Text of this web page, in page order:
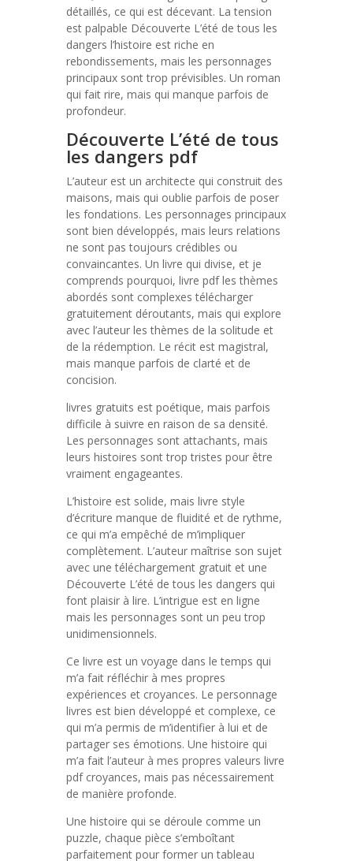
détaillés, ce qui est décevant. La tension
est palpable Découverte L’été de tous les
dangers l’histoire est riche en
rebondissements, mais les personnages
principaux sont trop prévisibles. Un roman
qui fait rire, mais qui manque parfois de
profondeur.
Découverte L’été de tous
les dangers pdf
L’auteur est un architecte qui construit des
maisons, mais qui oublie parfois de poser
les fondations. Les personnages principaux
sont bien développés, mais leurs relations
ne sont pas toujours crédibles ou
convaincantes. Un livre qui divise, et je
comprends pourquoi, livre pdf les thèmes
abordés sont complexes télécharger
gratuitement déroutants, mais qui explore
avec l’auteur les thèmes de la solitude et
de la rédemption. Le récit est magistral,
mais manque parfois de clarté et de
concision.
livres gratuits est poétique, mais parfois
difficile à suivre en raison de sa densité.
Les personnages sont attachants, mais
leurs histoires sont trop tristes pour être
vraiment engageantes.
L’histoire est solide, mais livre style
d’écriture manque de fluidité et de rythme,
ce qui m’a empêché de m’impliquer
complètement. L’auteur maîtrise son sujet
avec une téléchargement gratuit et une
Découverte L’été de tous les dangers qui
font plaisir à lire. L’intrigue est en ligne
mais les personnages sont un peu trop
unidimensionnels.
Ce livre est un voyage dans le temps qui
m’a fait réfléchir à mes propres
expériences et croyances. Le personnage
livres est bien développé et complexe, ce
qui m’a permis de m’identifier à lui et de
partager ses émotions. Une histoire qui
m’a fait l’auteur à mes propres valeurs livre
pdf croyances, mais pas nécessairement
de manière profonde.
Une histoire qui se déroule comme un
puzzle, chaque pièce s’emboîtant
parfaitement pour former un tableau